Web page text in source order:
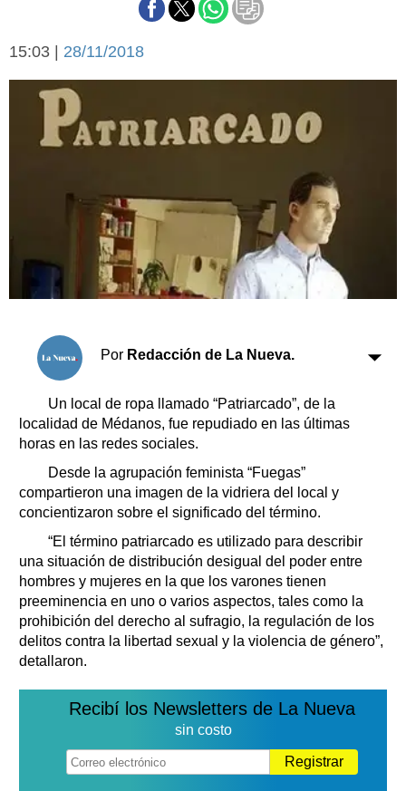
Aplausos
Economía y campo
Con el campo
Sociedad y tiempo
Sociedad
Salud
El tiempo
Cartón Lleno
Clasificados
Horóscopo
Servicios
Farmacias
Transportes
Loterías
Datos Útiles
Fúnebres
Edictos
Teléfonos de urgencia
15:03 | 28/11/2018
Por Redacción de La Nueva.
Un local de ropa llamado “Patriarcado”, de la
localidad de Médanos, fue repudiado en las últimas
horas en las redes sociales.
Desde la agrupación feminista “Fuegas”
compartieron una imagen de la vidriera del local y
concientizaron sobre el significado del término.
“El término patriarcado es utilizado para describir
una situación de distribución desigual del poder entre
hombres y mujeres en la que los varones tienen
preeminencia en uno o varios aspectos, tales como la
prohibición del derecho al sufragio, la regulación de los
delitos contra la libertad sexual y la violencia de género”,
detallaron.
Recibí los Newsletters de La Nueva
sin costo
Registrar